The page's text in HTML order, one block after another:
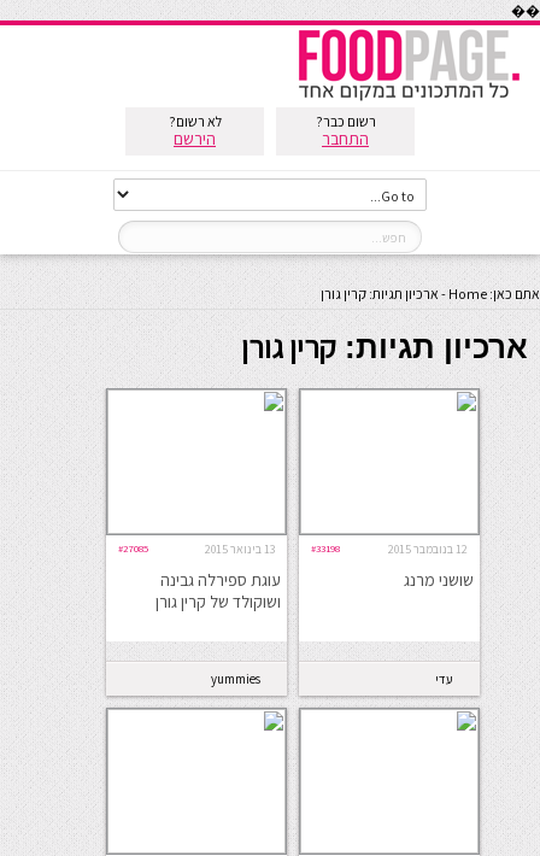
��
רשום כבר?
התחבר
לא רשום?
הירשם
אתם כאן: Home
- ארכיון תגיות: קרין גורן
ארכיון תגיות: קרין גורן
12 בנובמבר 2015 #33198
שושני מרנג
עדי
13 בינואר 2015 #27085
עוגת ספירלה גבינה
ושוקולד של קרין גורן
yummies